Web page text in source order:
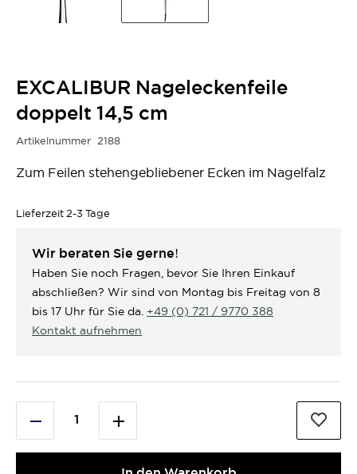
EXCALIBUR Nageleckenfeile
doppelt 14,5 cm
Artikelnummer 2188
Zum Feilen stehengebliebener Ecken im Nagelfalz
Lieferzeit 2-3 Tage
Wir beraten Sie gerne!
Haben Sie noch Fragen, bevor Sie Ihren Einkauf
abschließen? Wir sind von Montag bis Freitag von 8
bis 17 Uhr für Sie da. +49 (0) 721 / 9770 388
Kontakt aufnehmen